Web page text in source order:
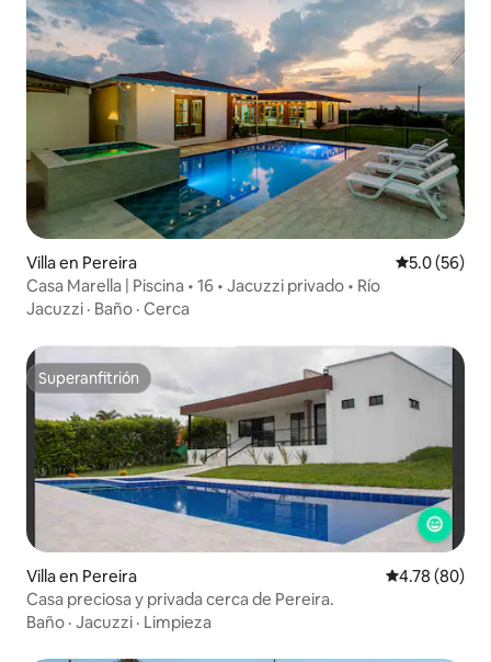
Villa en Pereira Calificación
5.0 (56)
Casa Marella | Piscina • 16 • Jacuzzi privado • Río
Jacuzzi · Baño · Cerca
Superanfitrión
Superanfitrión
Villa en Pereira Calificación
4.78 (80)
Casa preciosa y privada cerca de Pereira.
Baño · Jacuzzi · Limpieza